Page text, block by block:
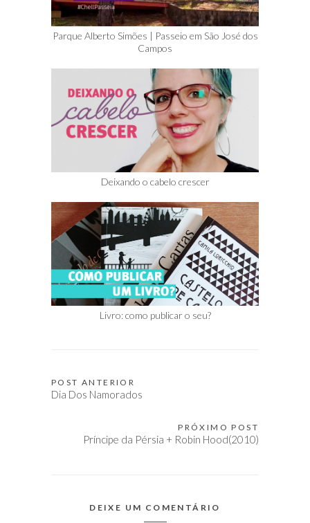
Parque Alberto Simões | Passeio em São José dos
Campos
Deixando o cabelo crescer
Livro: como publicar o seu?
Navegação
POST ANTERIOR
Dia Dos Namorados
PRÓXIMO POST
Príncipe da Pérsia + Robin Hood(2010)
DEIXE UM COMENTÁRIO